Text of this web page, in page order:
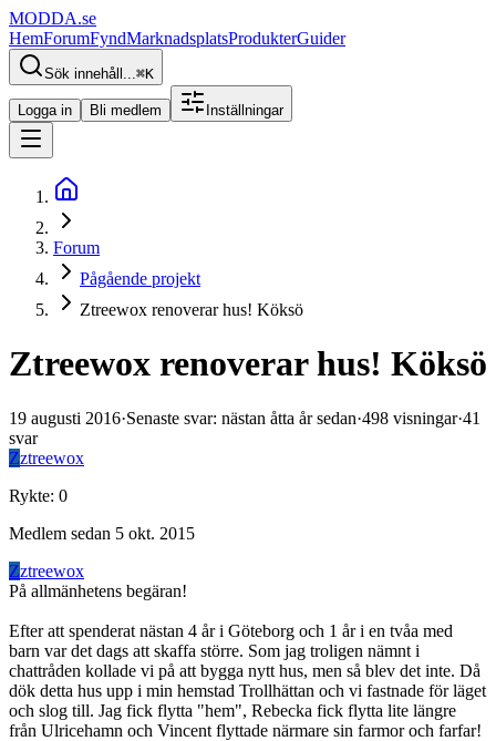
MODDA.se
HemForumFyndMarknadsplatsProdukterGuider
Sök innehåll...⌘K
Logga in Bli medlem Inställningar
Forum
Pågående projekt
Ztreewox renoverar hus! Köksö
Ztreewox renoverar hus! Köksö
19 augusti 2016·Senaste svar: nästan åtta år sedan·498 visningar·41
svar
Zztreewox
Rykte: 0
Medlem sedan 5 okt. 2015
Zztreewox
På allmänhetens begäran!
Efter att spenderat nästan 4 år i Göteborg och 1 år i en tvåa med
barn var det dags att skaffa större. Som jag troligen nämnt i
chattråden kollade vi på att bygga nytt hus, men så blev det inte. Då
dök detta hus upp i min hemstad Trollhättan och vi fastnade för läget
och slog till. Jag fick flytta "hem", Rebecka fick flytta lite längre
från Ulricehamn och Vincent flyttade närmare sin farmor och farfar!